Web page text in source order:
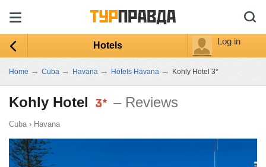
Hotels Log in
Home → Cuba → Havana → Hotels Havana → Kohly Hotel 3*
Kohly Hotel – Reviews
Cuba › Havana